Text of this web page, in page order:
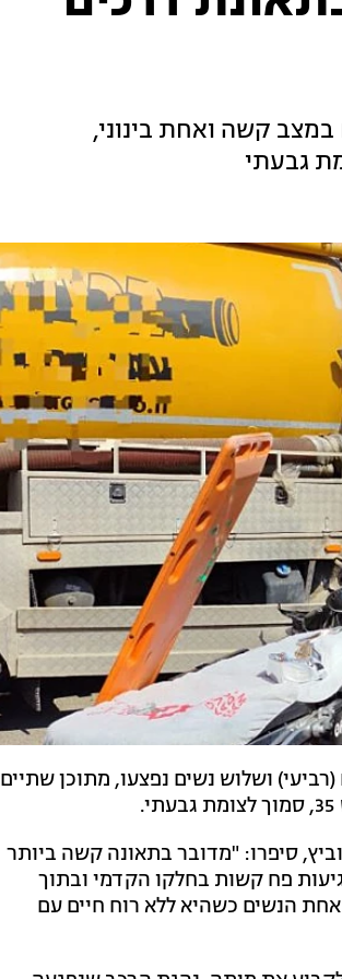
במצב קשה ואחת בינוני,
(רביעי) ושלוש נשים נפצעו, מתוכן שתיים
סיפרו: "מדובר בתאונה קשה ביותר
פח קשות בחלקו הקדמי ובתוך
הנהג חולצה אחת הנשים כשהיא ללא רוח חיים עם